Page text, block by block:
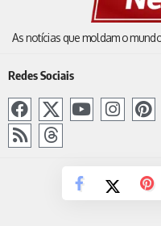
As notícias que moldam o
Redes Sociais